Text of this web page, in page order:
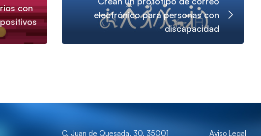
con
electrónico para personas con
discapacidad
C. Juan de Quesada, 30, 35001 Aviso Legal